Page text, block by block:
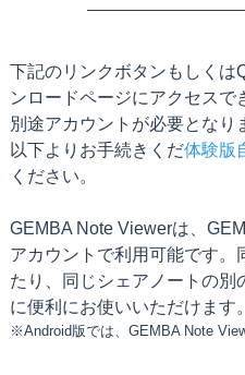
下記のリンクボタンもしくは
ンロードページにアクセス
別途アカウントが必要となり
以下よりお手続きくだ体験版
ください。
GEMBA Note Viewerは、
アカウントで利用可能です。
たり、同じシェアノートの
に便利にお使いいただけます。
※Android版では、GEMBA Note